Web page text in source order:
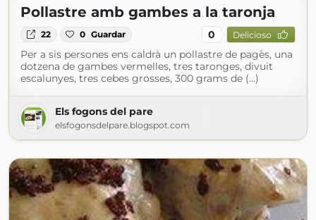
Pollastre amb gambes a la taronja
22 0 Guardar 0 Delicioso
Per a sis persones ens caldrà un pollastre de pagès, una
dotzena de gambes vermelles, tres taronges, divuit
escalunyes, tres cebes grosses, 300 grams de (...)
Els fogons del pare
elsfogonsdelpare.blogspot.com